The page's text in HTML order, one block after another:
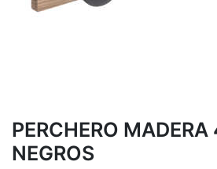
PERCHERO
NEGROS